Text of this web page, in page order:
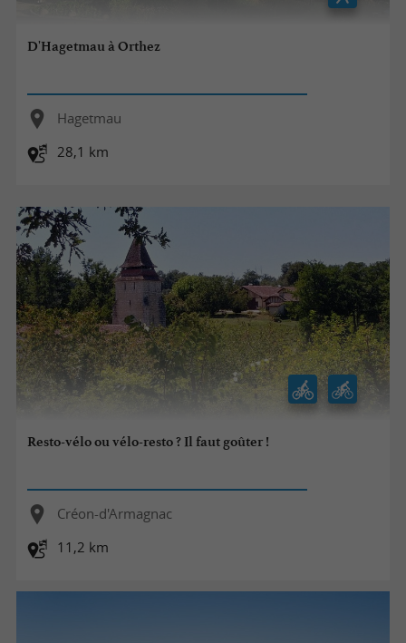
D'Hagetmau à Orthez
Hagetmau
28,1 km
Resto-vélo ou vélo-resto ? Il faut goûter !
Créon-d'Armagnac
11,2 km